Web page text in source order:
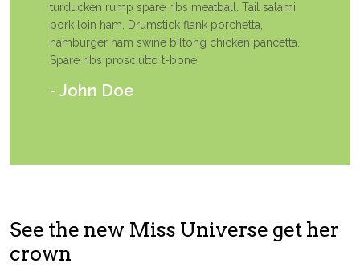
turducken rump spare ribs meatball. Tail salami
pork loin ham. Drumstick flank porchetta,
hamburger ham swine biltong chicken pancetta.
Spare ribs prosciutto t-bone.
- John Doe
See the new Miss Universe get her
crown